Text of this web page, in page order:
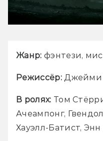
Жанр: фэнтези,
Режиссёр: Джейми
В ролях: Том
Ачеампонг,
Хауэлл-Батист,